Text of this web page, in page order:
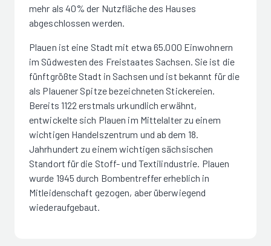
mehr als 40% der Nutzfläche des Hauses
abgeschlossen werden.
Plauen ist eine Stadt mit etwa 65.000 Einwohnern
im Südwesten des Freistaates Sachsen. Sie ist die
fünftgrößte Stadt in Sachsen und ist bekannt für die
als Plauener Spitze bezeichneten Stickereien.
Bereits 1122 erstmals urkundlich erwähnt,
entwickelte sich Plauen im Mittelalter zu einem
wichtigen Handelszentrum und ab dem 18.
Jahrhundert zu einem wichtigen sächsischen
Standort für die Stoff- und Textilindustrie. Plauen
wurde 1945 durch Bombentreffer erheblich in
Mitleidenschaft gezogen, aber überwiegend
wiederaufgebaut.